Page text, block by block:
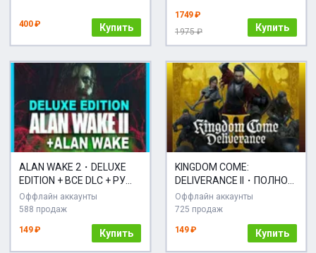
400 ₽ Купить
1749 ₽
1975 ₽
Купить
ALAN WAKE 2・DELUXE
EDITION + ВСЕ DLC + РУ
ОЗВУЧКА + ALAN WAKE
REMASTERED・PC
Оффлайн аккаунты
588 продаж
149 ₽ Купить
KINGDOM COME:
DELIVERANCE II・ПОЛНОЕ
ИЗДАНИЕ + ВСЕ
ДОПОЛНЕНИЯ И
ОЗВУЧКА・STEAM・PC
Оффлайн аккаунты
725 продаж
149 ₽ Купить